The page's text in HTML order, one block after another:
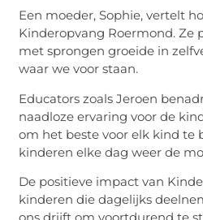
Een moeder, Sophie, vertelt
Kinderopvang Roermond. Ze
met sprongen groeide in
waar we voor staan.
Educators zoals Jeroen
naadloze ervaring voor de
om het beste voor elk kind te
kinderen elke dag weer de
De positieve impact van
kinderen die dagelijks